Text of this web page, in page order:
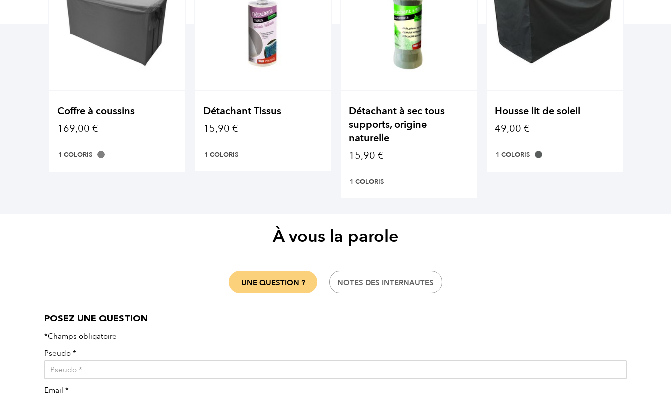
Coffre à coussins
169,00 €
1 COLORIS
Détachant Tissus
15,90 €
1 COLORIS
Détachant à sec tous
supports, origine
naturelle
15,90 €
1 COLORIS
Housse lit de soleil
49,00 €
1 COLORIS
À vous la parole
UNE QUESTION ? NOTES DES INTERNAUTES
POSEZ UNE QUESTION
*Champs obligatoire
Pseudo *
Email *